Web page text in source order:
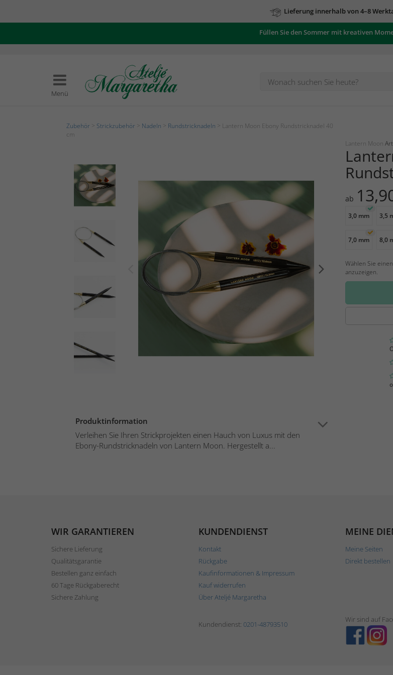
Lieferung innerhalb von 4–8
Füllen Sie den Sommer mit kreativen
Menü
Zubehör Strickzubehör Nadeln Rundstricknadeln > Lantern Moon Ebony Rundstricknadel 40
cm
Produktinformation
Verleihen Sie Ihren Strickprojekten einen Hauch von Luxus mit den
Ebony-Rundstricknadeln von Lantern Moon. Hergestellt a...
Lantern Moon
ab
3,0 mm 3,5
7,0 mm 8,0
Wählen Sie
anzuzeigen.
WIR GARANTIEREN
Sichere Lieferung
Qualitätsgarantie
Bestellen ganz einfach
60 Tage Rückgaberecht
Sichere Zahlung
KUNDENDIENST
Kontakt
Rückgabe
Kaufinformationen & Impressum
Kauf widerrufen
Über Ateljé Margaretha
MEINE
Meine Seiten
Direkt bestellen
Kundendienst: 0201-48793510
Wir sind auf